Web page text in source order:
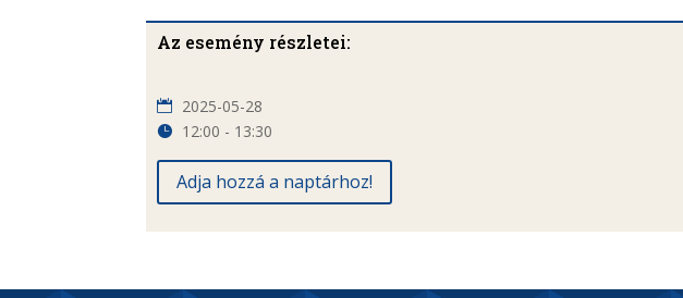
Az esemény részletei:
2025-05-28
12:00 - 13:30
Adja hozzá a naptárhoz!